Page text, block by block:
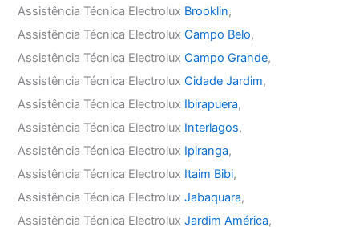
Assistência Técnica Electrolux Brooklin,
Assistência Técnica ElectroluxCampo Belo,
Assistência Técnica ElectroluxCampo Grande,
Assistência Técnica ElectroluxCidade Jardim,
Assistência Técnica Electrolux Ibirapuera,
Assistência Técnica Electrolux Interlagos,
Assistência Técnica Electrolux Ipiranga,
Assistência Técnica Electrolux Itaim Bibi,
Assistência Técnica ElectroluxJabaquara,
Assistência Técnica ElectroluxJardim América,